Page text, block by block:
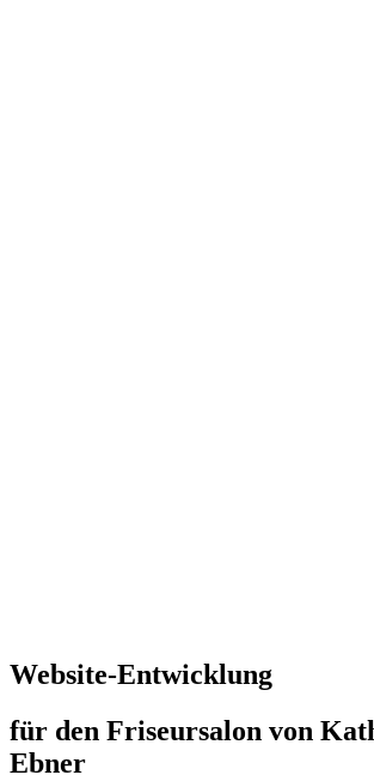
Website-Entwicklung
für den Friseursalon von
Ebner